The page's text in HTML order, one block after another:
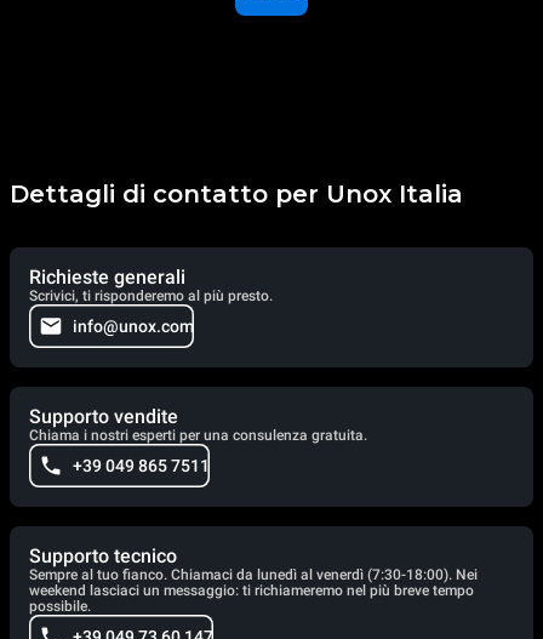
Dettagli di contatto per Unox Italia
Richieste generali
Scrivici, ti risponderemo al più presto.
info@unox.com
Supporto vendite
Chiama i nostri esperti per una consulenza gratuita.
+39 049 865 7511
Supporto tecnico
Sempre al tuo fianco. Chiamaci da lunedì al venerdì (7:30-18:00). Nei
weekend lasciaci un messaggio: ti richiameremo nel più breve tempo
possibile.